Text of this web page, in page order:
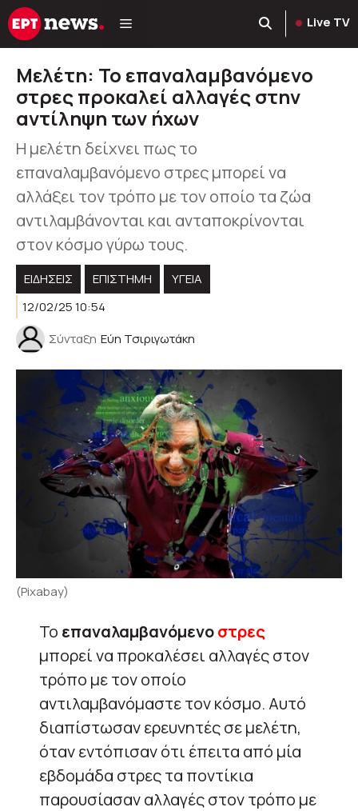
Μετάβαση
σε
Live TV
Μελέτη: Το επαναλαμβανόμενο
στρες προκαλεί αλλαγές στην
αντίληψη των ήχων
Η μελέτη δείχνει πως το
επαναλαμβανόμενο στρες μπορεί να
αλλάξει τον τρόπο με τον οποίο τα ζώα
αντιλαμβάνονται και ανταποκρίνονται
στον κόσμο γύρω τους.
ΕΙΔΗΣΕΙΣ ΕΠΙΣΤΗΜΗ
ΥΓΕΊΑ
12/02/25 10:54
Σύνταξη Εύη Τσιριγωτάκη
(Pixabay)
Το επαναλαμβανόμενοστρες
μπορεί να προκαλέσει αλλαγές στον
τρόπο με τον οποίο
αντιλαμβανόμαστε τον κόσμο. Αυτό
διαπίστωσαν ερευνητές σε μελέτη,
όταν εντόπισαν ότι έπειτα από μία
εβδομάδα στρες τα ποντίκια
παρουσίασαν αλλαγές στον τρόπο με